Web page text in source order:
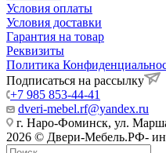
Условия оплаты
Условия доставки
Гарантия на товар
Реквизиты
Политика
Подписаться на рассылку
+7 985 853-44-41
dveri-mebel.rf@yandex.ru
г. Наро-Фоминск, ул.
2026 © Двери-Мебель.РФ-